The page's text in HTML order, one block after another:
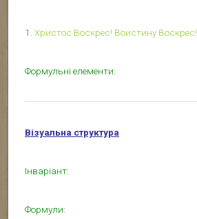
1. Христос Воскрес! Воистину Воскрес!
Формульні елементи:
Візуальна структура
Інваріант:
Формули: